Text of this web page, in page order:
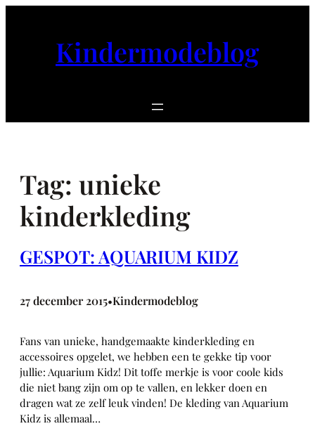
Kindermodeblog
Tag: unieke
kinderkleding
GESPOT: AQUARIUM KIDZ
27 december 2015•Kindermodeblog
Fans van unieke, handgemaakte kinderkleding en
accessoires opgelet, we hebben een te gekke tip voor
jullie: Aquarium Kidz! Dit toffe merkje is voor coole kids
die niet bang zijn om op te vallen, en lekker doen en
dragen wat ze zelf leuk vinden! De kleding van Aquarium
Kidz is allemaal…